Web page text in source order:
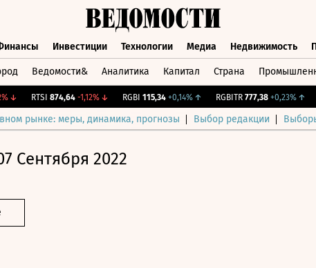
Инвестиции Технологии Медиа Недвижимость
Ведомости& Аналитика Капитал Страна
RTSI 874,64 -1,12%↓ RGBI 115,34 +0,14%↑ RGBITR 777,38 +0,23%↑
рынке: меры, динамика, прогнозы Выбор редакции
Сентября 2022